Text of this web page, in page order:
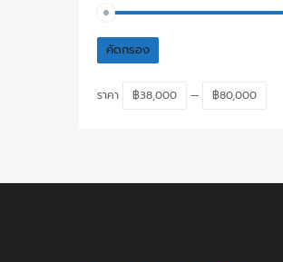
คัดกรอง
ราคา ฿38,000 — ฿80,000